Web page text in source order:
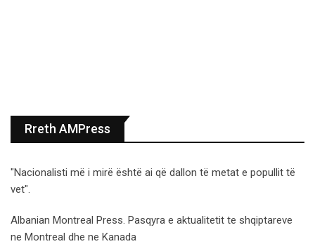
Rreth AMPress
"Nacionalisti më i mirë është ai që dallon të metat e popullit të
vet".
Albanian Montreal Press. Pasqyra e aktualitetit te shqiptareve
ne Montreal dhe ne Kanada